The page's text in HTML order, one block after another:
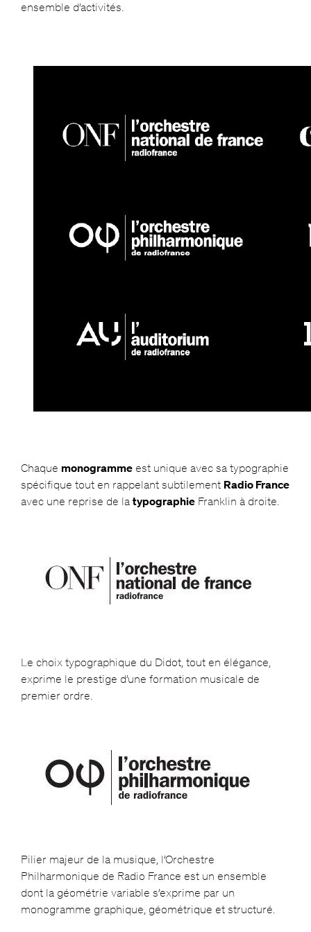
ensemble d’activités.
Chaque monogrammeest unique avec sa typographie
spécifique tout en rappelant subtilement Radio France
avec une reprise de la typographieFranklin à droite.
Le choix typographique du Didot, tout en élégance,
exprime le prestige d’une formation musicale de
premier ordre.
Pilier majeur de la musique, l’Orchestre
Philharmonique de Radio France est un ensemble
dont la géométrie variable s’exprime par un
monogramme graphique, géométrique et structuré.